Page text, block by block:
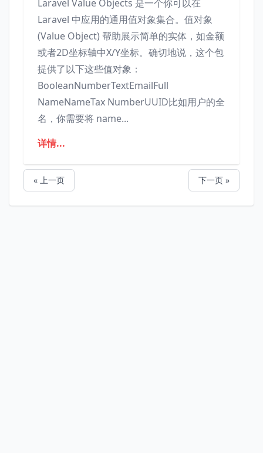
Laravel Value Objects 是一个你可以在
Laravel 中应用的通用值对象集合。值对象
(Value Object) 帮助展示简单的实体，如金额
或者2D坐标轴中X/Y坐标。确切地说，这个包
提供了以下这些值对象：
BooleanNumberTextEmailFull
NameNameTax NumberUUID比如用户的全
名，你需要将 name...
详情...
« 上一页 下一页 »